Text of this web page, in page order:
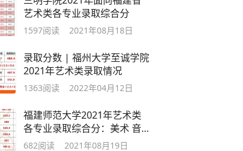
艺术类各专业录取综合分
1597阅读 2021年08月18日
录取分数 | 福州大学至诚学院
2021年艺术类录取情况
1363阅读 2022年04月12日
福建师范大学2021年艺术类
各专业录取综合分：美术 音
乐 舞蹈 传媒
682阅读 2021年08月19日